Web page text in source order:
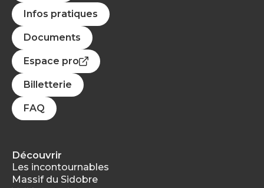
Infos pratiques
Documents
Espace pro
Billetterie
FAQ
Découvrir
Les incontournables
Massif du Sidobre